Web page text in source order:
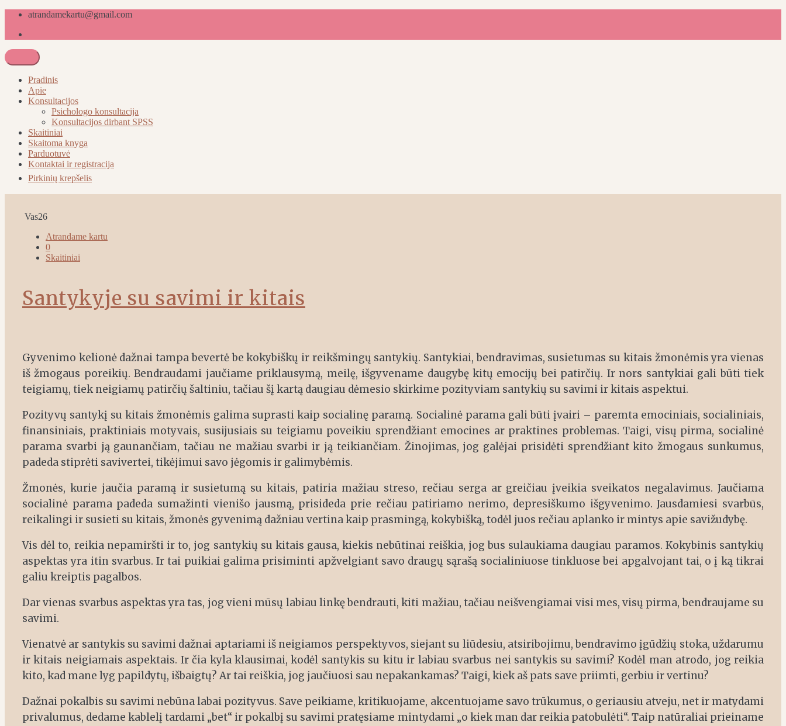
atrandamekartu@gmail.com
Pradinis
Apie
Konsultacijos
Psichologo konsultacija
Konsultacijos dirbant SPSS
Skaitiniai
Skaitoma knyga
Parduotuvė
Kontaktai ir registracija
Pirkinių krepšelis
Vas26
Atrandame kartu
0
Skaitiniai
Santykyje su savimi ir kitais
Gyvenimo kelionė dažnai tampa bevertė be kokybiškų ir reikšmingų santykių. Santykiai, bendravimas, susietumas su kitais žmonėmis yra vienas
iš žmogaus poreikių. Bendraudami jaučiame priklausymą, meilę, išgyvename daugybę kitų emocijų bei patirčių. Ir nors santykiai gali būti tiek
teigiamų, tiek neigiamų patirčių šaltiniu, tačiau šį kartą daugiau dėmesio skirkime pozityviam santykių su savimi ir kitais aspektui.
Pozityvų santykį su kitais žmonėmis galima suprasti kaip socialinę paramą. Socialinė parama gali būti įvairi – paremta emociniais, socialiniais,
finansiniais, praktiniais motyvais, susijusiais su teigiamu poveikiu sprendžiant emocines ar praktines problemas. Taigi, visų pirma, socialinė
parama svarbi ją gaunančiam, tačiau ne mažiau svarbi ir ją teikiančiam. Žinojimas, jog galėjai prisidėti sprendžiant kito žmogaus sunkumus,
padeda stiprėti savivertei, tikėjimui savo jėgomis ir galimybėmis.
Žmonės, kurie jaučia paramą ir susietumą su kitais, patiria mažiau streso, rečiau serga ar greičiau įveikia sveikatos negalavimus. Jaučiama
socialinė parama padeda sumažinti vienišo jausmą, prisideda prie rečiau patiriamo nerimo, depresiškumo išgyvenimo. Jausdamiesi svarbūs,
reikalingi ir susieti su kitais, žmonės gyvenimą dažniau vertina kaip prasmingą, kokybišką, todėl juos rečiau aplanko ir mintys apie savižudybę.
Vis dėl to, reikia nepamiršti ir to, jog santykių su kitais gausa, kiekis nebūtinai reiškia, jog bus sulaukiama daugiau paramos. Kokybinis santykių
aspektas yra itin svarbus. Ir tai puikiai galima prisiminti apžvelgiant savo draugų sąrašą socialiniuose tinkluose bei apgalvojant tai, o į ką tikrai
galiu kreiptis pagalbos.
Dar vienas svarbus aspektas yra tas, jog vieni mūsų labiau linkę bendrauti, kiti mažiau, tačiau neišvengiamai visi mes, visų pirma, bendraujame su
savimi.
Vienatvė ar santykis su savimi dažnai aptariami iš neigiamos perspektyvos, siejant su liūdesiu, atsiribojimu, bendravimo įgūdžių stoka, uždarumu
ir kitais neigiamais aspektais. Ir čia kyla klausimai, kodėl santykis su kitu ir labiau svarbus nei santykis su savimi? Kodėl man atrodo, jog reikia
kito, kad mane lyg papildytų, išbaigtų? Ar tai reiškia, jog jaučiuosi sau nepakankamas? Taigi, kiek aš pats save priimti, gerbiu ir vertinu?
Dažnai pokalbis su savimi nebūna labai pozityvus. Save peikiame, kritikuojame, akcentuojame savo trūkumus, o geriausiu atveju, net ir matydami
privalumus, dedame kablelį tardami „bet“ ir pokalbį su savimi pratęsiame mintydami „o kiek man dar reikia patobulėti“. Taip natūraliai prieiname